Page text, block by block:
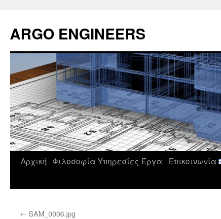
περιεχόμενο
ARGO ENGINEERS
Αρχική Φιλοσοφία Υπηρεσίες Έργα
Επικοινωνία
← SAM_0006.jpg